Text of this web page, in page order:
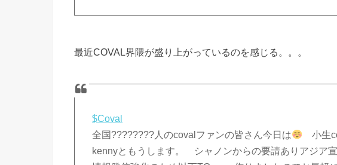
最近COVAL界隈が盛り上がっているのを感じる。。。
$Coval
全国????????人のcovalファンの皆さん今日は
小生
kennyともうします。 シャノンからの要請ありアジア